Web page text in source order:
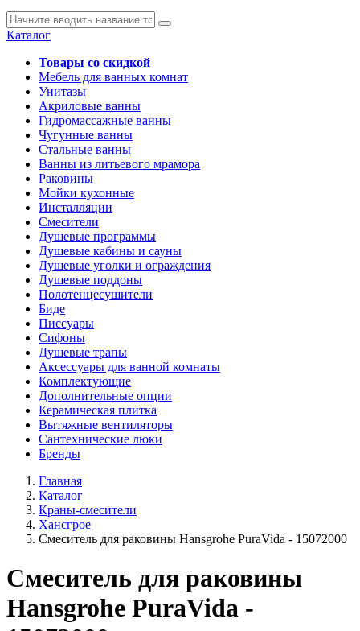
Каталог
Товары со скидкой
Мебель для ванных комнат
Унитазы
Акриловые ванны
Гидромассажные ванны
Чугунные ванны
Стальные ванны
Ванны из литьевого мрамора
Раковины
Мойки кухонные
Инсталляции
Смесители
Душевые программы
Душевые кабины и сауны
Душевые уголки и ограждения
Душевые поддоны
Полотенцесушители
Биде
Писсуары
Сифоны
Душевые трапы
Аксессуары для ванной комнаты
Комплектующие
Дополнительные опции
Керамическая плитка
Вытяжные вентиляторы
Сантехнические люки
Бренды
Главная
Каталог
Краны-смесители
Хансгрое
Смеситель для раковины Hansgrohe PuraVida - 15072000
Смеситель для раковины
Hansgrohe PuraVida -